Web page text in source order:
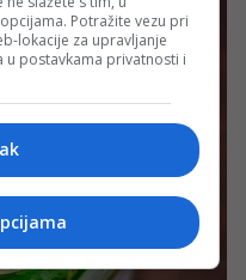
Potražite vezu pri
lokacije za upravljanje
postavkama privatnosti i